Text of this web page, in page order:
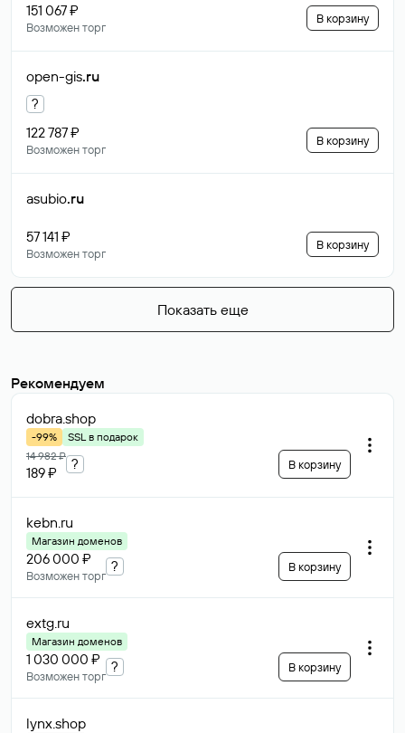
151 067 ₽
Возможен торг
В корзину
open-gis.ru
?
122 787 ₽
Возможен торг
В корзину
asubio.ru
57 141 ₽
Возможен торг
В корзину
Показать еще
Рекомендуем
dobra.shop
-99%
SSL в подарок
14 982 ₽
189 ₽
? В корзину
kebn.ru
Магазин доменов
206 000 ₽
Возможен торг
? В корзину
extg.ru
Магазин доменов
1 030 000 ₽
Возможен торг
? В корзину
lynx.shop